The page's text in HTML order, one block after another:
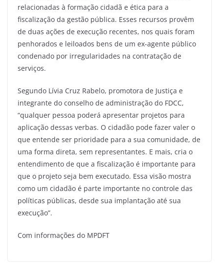
relacionadas à formação cidadã e ética para a
fiscalização da gestão pública. Esses recursos provêm
de duas ações de execução recentes, nos quais foram
penhorados e leiloados bens de um ex-agente público
condenado por irregularidades na contratação de
serviços.
Segundo Lívia Cruz Rabelo, promotora de Justiça e
integrante do conselho de administração do FDCC,
“qualquer pessoa poderá apresentar projetos para
aplicação dessas verbas. O cidadão pode fazer valer o
que entende ser prioridade para a sua comunidade, de
uma forma direta, sem representantes. E mais, cria o
entendimento de que a fiscalização é importante para
que o projeto seja bem executado. Essa visão mostra
como um cidadão é parte importante no controle das
políticas públicas, desde sua implantação até sua
execução”.
Com informações do MPDFT